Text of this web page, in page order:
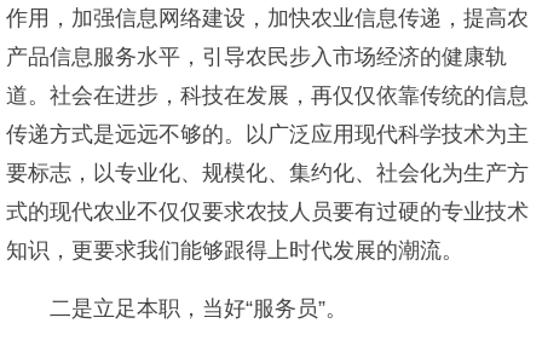
作用，加强信息网络建设，加快农业信息传递，提高农
产品信息服务水平，引导农民步入市场经济的健康轨
道。社会在进步，科技在发展，再仅仅依靠传统的信息
传递方式是远远不够的。以广泛应用现代科学技术为主
要标志，以专业化、规模化、集约化、社会化为生产方
式的现代农业不仅仅要求农技人员要有过硬的专业技术
知识，更要求我们能够跟得上时代发展的潮流。
二是立足本职，当好“服务员”。